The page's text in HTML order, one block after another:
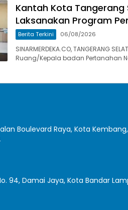
Kantah Kota
Laksanakan Program
Berita Terkini 06/08/2026
SINARMERDEKA.CO, TANGERANG
Ruang/Kepala badan Pertanahan
Boulevard Raya, Kota
94, Damai Jaya, Kota Bandar